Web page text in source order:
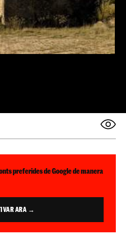
preferides de Google de manera
ARA →